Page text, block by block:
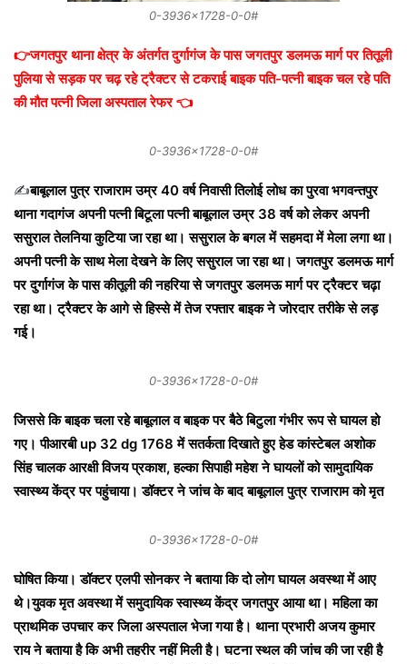
0-3936×1728-0-0#
👉जगतपुर थाना क्षेत्र के अंतर्गत दुर्गागंज के पास जगतपुर डलमऊ मार्ग पर तितूली
पुलिया से सड़क पर चढ़ रहे ट्रैक्टर से टकराई बाइक पति-पत्नी बाइक चल रहे पति
की मौत पत्नी जिला अस्पताल रेफर 👈
0-3936×1728-0-0#
✍️बाबूलाल पुत्र राजाराम उम्र 40 वर्ष निवासी तिलोई लोध का पुरवा भगवन्तपुर
थाना गदागंज अपनी पत्नी बिटूला पत्नी बाबूलाल उम्र 38 वर्ष को लेकर अपनी
ससुराल तेलनिया कुटिया जा रहा था। ससुराल के बगल में सहमदा में मेला लगा था।
अपनी पत्नी के साथ मेला देखने के लिए ससुराल जा रहा था। जगतपुर डलमऊ मार्ग
पर दुर्गागंज के पास कीतूली की नहरिया से जगतपुर डलमऊ मार्ग पर ट्रैक्टर चढ़ा
रहा था। ट्रैक्टर के आगे से हिस्से में तेज रफ्तार बाइक ने जोरदार तरीके से लड़
गई।
0-3936×1728-0-0#
जिससे कि बाइक चला रहे बाबूलाल व बाइक पर बैठे बिटुला गंभीर रूप से घायल हो
गए। पीआरबी up 32 dg 1768 में सतर्कता दिखाते हुए हेड कांस्टेबल अशोक
सिंह चालक आरक्षी विजय प्रकाश, हल्का सिपाही महेश ने घायलों को सामुदायिक
स्वास्थ्य केंद्र पर पहुंचाया। डॉक्टर ने जांच के बाद बाबूलाल पुत्र राजाराम को मृत
0-3936×1728-0-0#
घोषित किया। डॉक्टर एलपी सोनकर ने बताया कि दो लोग घायल अवस्था में आए
थे।युवक मृत अवस्था में समुदायिक स्वास्थ्य केंद्र जगतपुर आया था। महिला का
प्राथमिक उपचार कर जिला अस्पताल भेजा गया है। थाना प्रभारी अजय कुमार
राय ने बताया है कि अभी तहरीर नहीं मिली है। घटना स्थल की जांच की जा रही है